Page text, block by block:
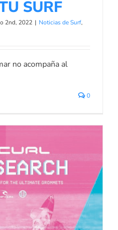
SURF
2nd, 2022 | Noticias de Surf,
no acompaña al
0